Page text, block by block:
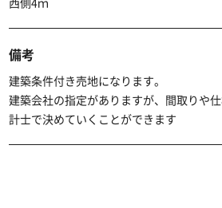
備考
建築条件付き売地になります。
建築会社の指定がありますが、間取りや
計士で決めていくことができます